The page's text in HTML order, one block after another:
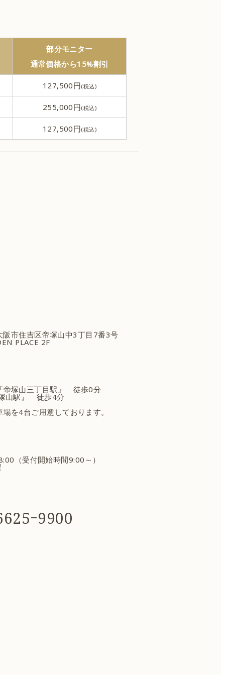
刺青除去（タトゥー除去）
キガ治療
部分モニター
通常価格から15%割引
127,500円
255,000円
127,500円
市住吉区帝塚山中3丁目7番3号
PLACE 2F
帝塚山三丁目駅』 徒歩0分
山駅』 徒歩4分
を4台ご用意しております。
（受付開始時間9:00～）
ｰ9900